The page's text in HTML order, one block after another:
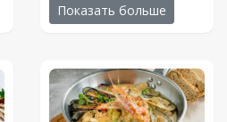
Показать больше